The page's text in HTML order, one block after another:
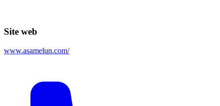
Site web
www.asamelun.com/